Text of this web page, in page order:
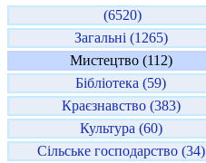
(6520)
Загальні (1265)
Мистецтво (112)
Бібліотека (59)
Краєзнавство (383)
Культура (60)
Сільське господарство (34)